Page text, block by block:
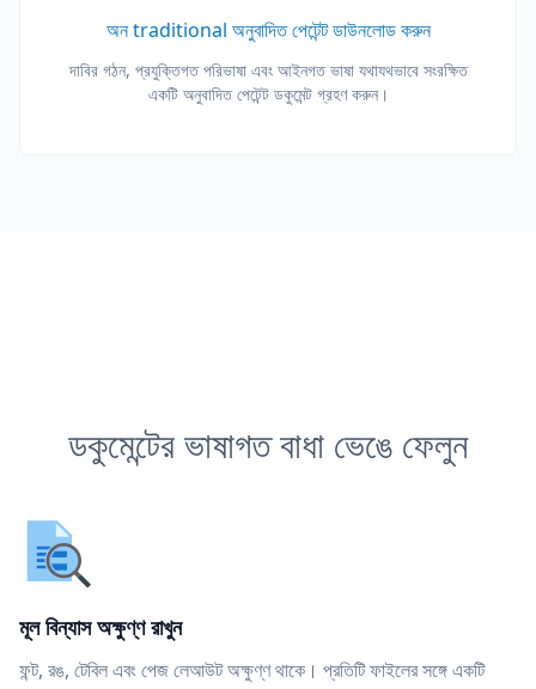
অন traditional অনুবাদিত পেটেন্ট ডাউনলোড করুন
দাবির গঠন, প্রযুক্তিগত পরিভাষা এবং আইনগত ভাষা যথাযথভাবে সংরক্ষিত
একটি অনুবাদিত পেটেন্ট ডকুমেন্ট গ্রহণ করুন।
ডকুমেন্টের ভাষাগত বাধা ভেঙে ফেলুন
মূল বিন্যাস অক্ষুণ্ণ রাখুন
ফন্ট, রঙ, টেবিল এবং পেজ লেআউট অক্ষুণ্ণ থাকে। প্রতিটি ফাইলের সঙ্গে একটি